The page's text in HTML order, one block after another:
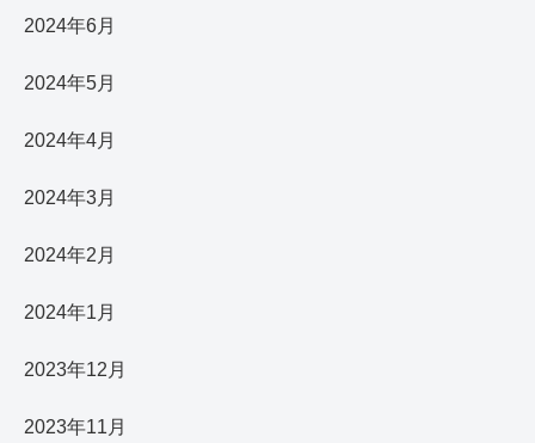
2024年6月
2024年5月
2024年4月
2024年3月
2024年2月
2024年1月
2023年12月
2023年11月